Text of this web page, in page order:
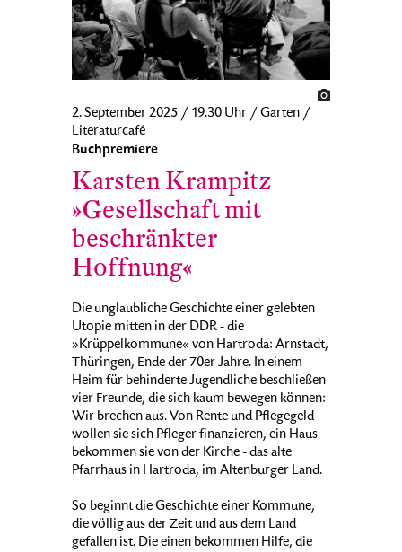
2. September 2025 / 19.30 Uhr / Garten /
Literaturcafé
Buchpremiere
Karsten Krampitz
»Gesellschaft mit
beschränkter
Hoffnung«
Die unglaubliche Geschichte einer gelebten
Utopie mitten in der DDR - die
»Krüppelkommune« von Hartroda: Arnstadt,
Thüringen, Ende der 70er Jahre. In einem
Heim für behinderte Jugendliche beschließen
vier Freunde, die sich kaum bewegen können:
Wir brechen aus. Von Rente und Pflegegeld
wollen sie sich Pfleger finanzieren, ein Haus
bekommen sie von der Kirche - das alte
Pfarrhaus in Hartroda, im Altenburger Land.
So beginnt die Geschichte einer Kommune,
die völlig aus der Zeit und aus dem Land
gefallen ist. Die einen bekommen Hilfe, die